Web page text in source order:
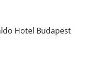
Hotel Budapest